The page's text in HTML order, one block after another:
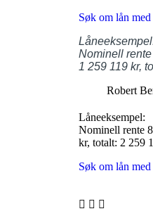
Søk om lån
Nominell
1 259 119 kr,
Robert
Låneeksempel:
Nominell rente
kr, totalt: 2 259
Søk om lån